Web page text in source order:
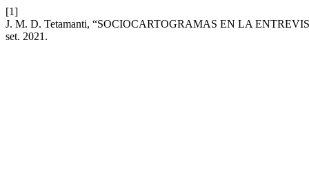
[1]
J. M. D. Tetamanti, “SOCIOCARTOGRAMAS EN LA
set. 2021.